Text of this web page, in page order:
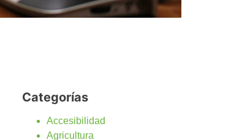
Categorías
Accesibilidad
Agricultura